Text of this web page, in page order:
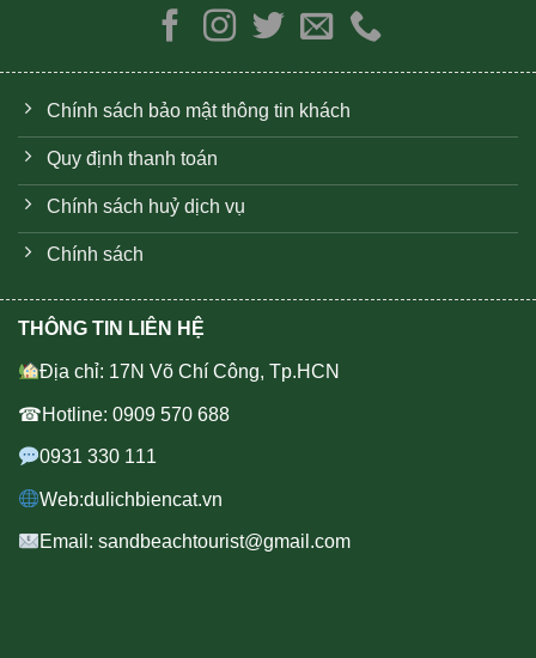
Chính sách bảo mật thông tin khách
Quy định thanh toán
Chính sách huỷ dịch vụ
Chính sách
THÔNG TIN LIÊN HỆ
Địa chỉ: 17N Võ Chí Công, Tp.HCN
☎Hotline: 0909 570 688
0931 330 111
Web:dulichbiencat.vn
Email: sandbeachtourist@gmail.com